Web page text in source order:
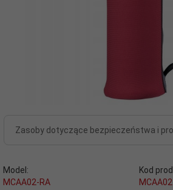
Zasoby dotyczące bezpieczeństwa i
Model:
MCAA02-RA
Kod